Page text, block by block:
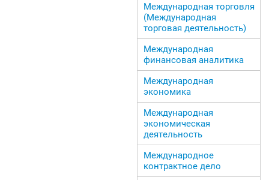
Международная торговля
(Международная
торговая деятельность)
Международная
финансовая аналитика
Международная
экономика
Международная
экономическая
деятельность
Международное
контрактное дело